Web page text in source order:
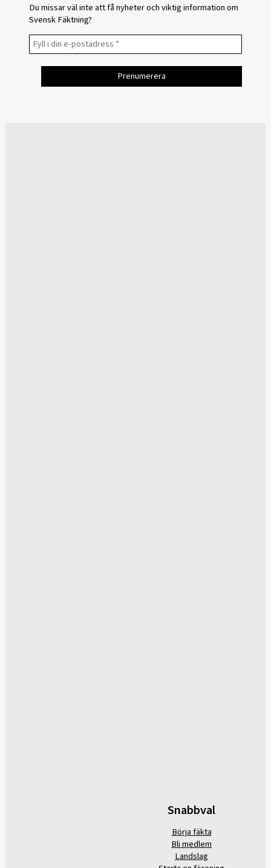
Du missar väl inte att få nyheter och viktig information om
Svensk Fäktning?
Snabbval
Börja fäkta
Bli medlem
Landslag